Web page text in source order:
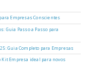
Empresas Conscientes
Guia Passo a Passo para
Guia Completo para Empresas
Empresa ideal para novos